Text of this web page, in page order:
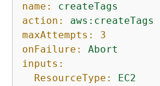
name:
createTags
action:
aws:createTags
maxAttempts:
3
onFailure:
Abort
inputs:
ResourceType:
EC2